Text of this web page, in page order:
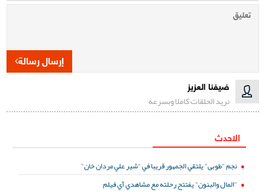
إرسال رسالة
ضيفنا العزيز
نريد الحلقات كاملا وبسرعه
الاحدث
نجم "طوبى" يلتقي الجمهور قريبا في "شير علي مردان خان"
"المال والبنون" يفتتح رحلته مع مشاهدي آي فيلم